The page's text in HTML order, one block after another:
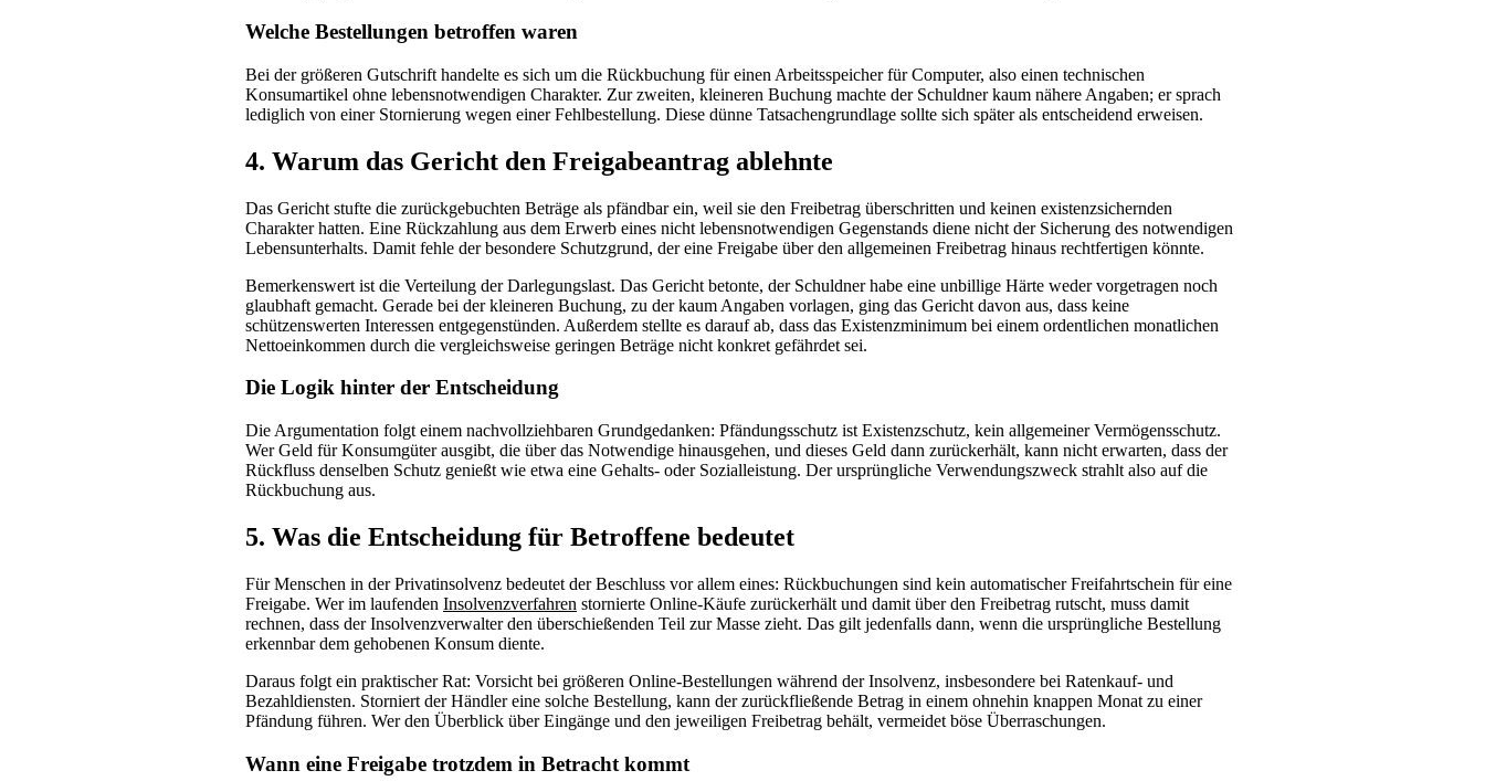
Welche Bestellungen betroffen waren
Bei der größeren Gutschrift handelte es sich um die Rückbuchung für einen Arbeitsspeicher für Computer, also einen technischen
Konsumartikel ohne lebensnotwendigen Charakter. Zur zweiten, kleineren Buchung machte der Schuldner kaum nähere Angaben; er sprach
lediglich von einer Stornierung wegen einer Fehlbestellung. Diese dünne Tatsachengrundlage sollte sich später als entscheidend erweisen.
4. Warum das Gericht den Freigabeantrag ablehnte
Das Gericht stufte die zurückgebuchten Beträge als pfändbar ein, weil sie den Freibetrag überschritten und keinen existenzsichernden
Charakter hatten. Eine Rückzahlung aus dem Erwerb eines nicht lebensnotwendigen Gegenstands diene nicht der Sicherung des notwendigen
Lebensunterhalts. Damit fehle der besondere Schutzgrund, der eine Freigabe über den allgemeinen Freibetrag hinaus rechtfertigen könnte.
Bemerkenswert ist die Verteilung der Darlegungslast. Das Gericht betonte, der Schuldner habe eine unbillige Härte weder vorgetragen noch
glaubhaft gemacht. Gerade bei der kleineren Buchung, zu der kaum Angaben vorlagen, ging das Gericht davon aus, dass keine
schützenswerten Interessen entgegenstünden. Außerdem stellte es darauf ab, dass das Existenzminimum bei einem ordentlichen monatlichen
Nettoeinkommen durch die vergleichsweise geringen Beträge nicht konkret gefährdet sei.
Die Logik hinter der Entscheidung
Die Argumentation folgt einem nachvollziehbaren Grundgedanken: Pfändungsschutz ist Existenzschutz, kein allgemeiner Vermögensschutz.
Wer Geld für Konsumgüter ausgibt, die über das Notwendige hinausgehen, und dieses Geld dann zurückerhält, kann nicht erwarten, dass der
Rückfluss denselben Schutz genießt wie etwa eine Gehalts- oder Sozialleistung. Der ursprüngliche Verwendungszweck strahlt also auf die
Rückbuchung aus.
5. Was die Entscheidung für Betroffene bedeutet
Für Menschen in der Privatinsolvenz bedeutet der Beschluss vor allem eines: Rückbuchungen sind kein automatischer Freifahrtschein für eine
Freigabe. Wer im laufenden Insolvenzverfahren stornierte Online-Käufe zurückerhält und damit über den Freibetrag rutscht, muss damit
rechnen, dass der Insolvenzverwalter den überschießenden Teil zur Masse zieht. Das gilt jedenfalls dann, wenn die ursprüngliche Bestellung
erkennbar dem gehobenen Konsum diente.
Daraus folgt ein praktischer Rat: Vorsicht bei größeren Online-Bestellungen während der Insolvenz, insbesondere bei Ratenkauf- und
Bezahldiensten. Storniert der Händler eine solche Bestellung, kann der zurückfließende Betrag in einem ohnehin knappen Monat zu einer
Pfändung führen. Wer den Überblick über Eingänge und den jeweiligen Freibetrag behält, vermeidet böse Überraschungen.
Wann eine Freigabe trotzdem in Betracht kommt